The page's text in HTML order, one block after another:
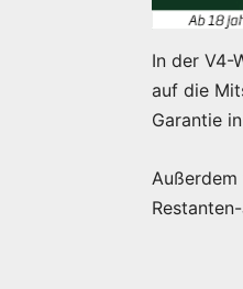
In der V4-
auf die
Garantie